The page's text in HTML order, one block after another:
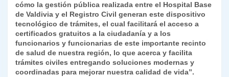
cómo la gestión pública realizada entre el Hospital Base
de Valdivia y el Registro Civil generan este dispositivo
tecnológico de trámites, el cual facilitará el acceso a
certificados gratuitos a la ciudadanía y a los
funcionarios y funcionarias de este importante recinto
de salud de nuestra región, lo que acerca y facilita
trámites civiles entregando soluciones modernas y
coordinadas para mejorar nuestra calidad de vida”.